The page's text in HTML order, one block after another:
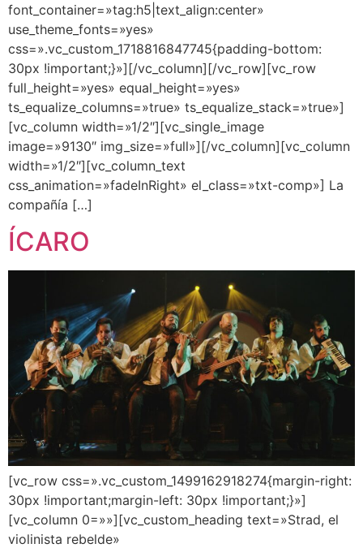
font_container=»tag:h5|text_align:center»
use_theme_fonts=»yes»
css=».vc_custom_1718816847745{padding-bottom:
30px !important;}»][/vc_column][/vc_row][vc_row
full_height=»yes» equal_height=»yes»
ts_equalize_columns=»true» ts_equalize_stack=»true»]
[vc_column width=»1/2″][vc_single_image
image=»9130″ img_size=»full»][/vc_column][vc_column
width=»1/2″][vc_column_text
css_animation=»fadeInRight» el_class=»txt-comp»] La
compañía […]
ÍCARO
[vc_row css=».vc_custom_1499162918274{margin-right:
30px !important;margin-left: 30px !important;}»]
[vc_column 0=»»][vc_custom_heading text=»Strad, el
violinista rebelde»